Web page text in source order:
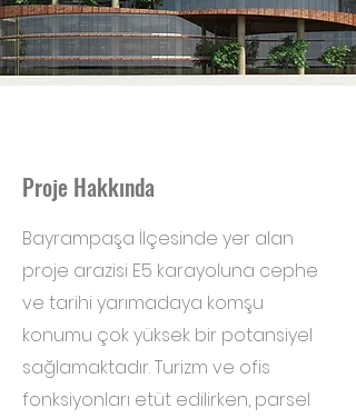
Proje Hakkında
Bayrampaşa İlçesinde yer alan
proje arazisi E5 karayoluna cephe
ve tarihi yarımadaya komşu
konumu çok yüksek bir potansiyel
sağlamaktadır. Turizm ve ofis
fonksiyonları etüt edilirken, parsel